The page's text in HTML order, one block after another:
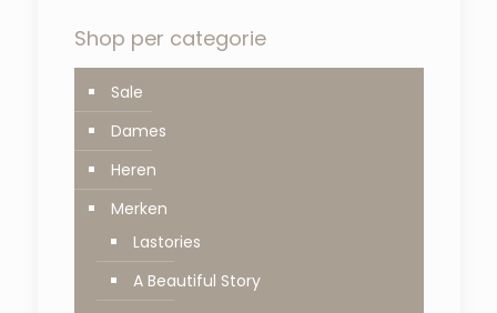
Shop per categorie
Sale
Dames
Heren
Merken
Lastories
A Beautiful Story